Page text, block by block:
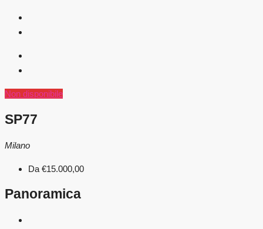
Non disponibile
SP77
Milano
Da €15.000,00
Panoramica